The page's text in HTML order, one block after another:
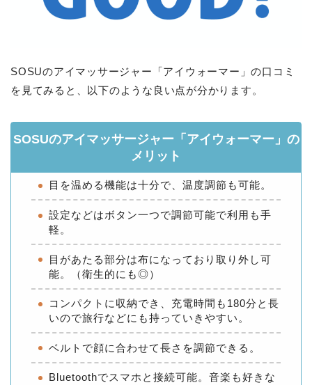
SOSUのアイマッサージャー「アイウォーマー」の口コミ
を見てみると、以下のような良い点が分かります。
SOSUのアイマッサージャー「アイウォーマー」の
メリット
目を温める機能は十分で、温度調節も可能。
設定などはボタン一つで調節可能で利用も手
軽。
目があたる部分は布になっており取り外し可
能。（衛生的にも◎）
コンパクトに収納でき、充電時間も180分と長
いので旅行などにも持っていきやすい。
ベルトで顔に合わせて長さを調節できる。
Bluetoothでスマホと接続可能。音楽も好きな